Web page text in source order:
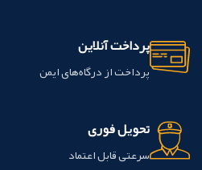
پرداخت آنلاین
پرداخت از درگاه‌های ایمن
تحویل فوری
سرعتی قابل اعتماد